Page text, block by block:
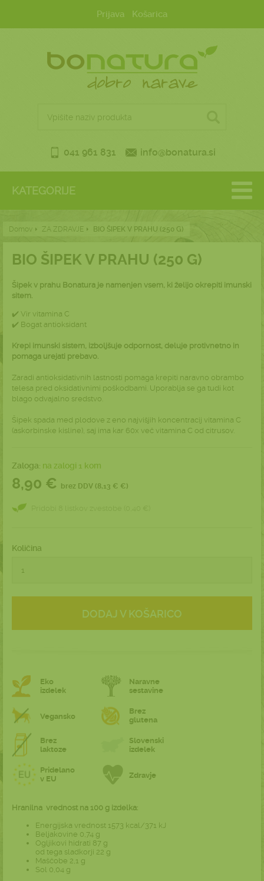
Prijava Košarica
041 961 831 info@bonatura.si
KATEGORIJE
Domov ZA ZDRAVJE BIO ŠIPEK V PRAHU (250 G)
BIO ŠIPEK V PRAHU (250 G)
Šipek v prahu Bonatura je namenjen vsem, ki želijo okrepiti imunski
sitem.
✔️ Vir vitamina C
✔️ Bogat antioksidant
Krepi imunski sistem, izboljšuje odpornost, deluje protivnetno in
pomaga urejati prebavo.
Zaradi antioksidativnih lastnosti pomaga krepiti naravno obrambo
telesa pred oksidativnimi poškodbami. Uporablja se ga tudi kot
blago odvajalno sredstvo.
Šipek spada med plodove z eno najvišjih koncentracij vitamina C
(askorbinske kisline), saj ima kar 60x več vitamina C od citrusov.
Zaloga: na zalogi 1 kom
8,90 € brez DDV (8,13 € €)
Količina
DODAJ V KOŠARICO
Eko
izdelek
Naravne
sestavine
Vegansko
Brez
glutena
Brez
laktoze
Slovenski
izdelek
Pridelano
v EU
Zdravje
Hranilna vrednost na 100 g izdelka:
Energijska vrednost 1573 kcal/371 kJ
Beljakovine 0,74 g
Ogljikovi hidrati 87 g
od tega sladkorji 22 g
Maščobe 2,1 g
Sol 0,04 g